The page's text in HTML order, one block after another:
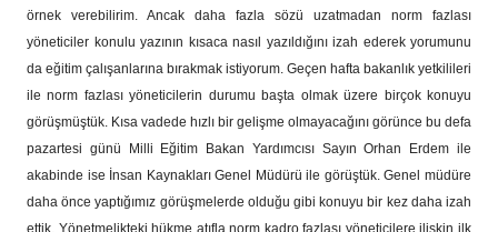
örnek verebilirim. Ancak daha fazla sözü uzatmadan norm fazlası
yöneticiler konulu yazının kısaca nasıl yazıldığını izah ederek yorumunu
da eğitim çalışanlarına bırakmak istiyorum. Geçen hafta bakanlık yetkilileri
ile norm fazlası yöneticilerin durumu başta olmak üzere birçok konuyu
görüşmüştük. Kısa vadede hızlı bir gelişme olmayacağını görünce bu defa
pazartesi günü Milli Eğitim Bakan Yardımcısı Sayın Orhan Erdem ile
akabinde ise İnsan Kaynakları Genel Müdürü ile görüştük. Genel müdüre
daha önce yaptığımız görüşmelerde olduğu gibi konuyu bir kez daha izah
ettik. Yönetmelikteki hükme atıfla norm kadro fazlası yöneticilere ilişkin ilk